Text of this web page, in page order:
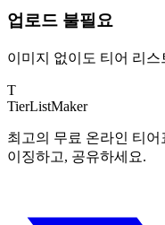
업로드 불필요
이미지 없이도 티어 리스
T
TierListMaker
최고의 무료 온라인 티
이징하고, 공유하세요.